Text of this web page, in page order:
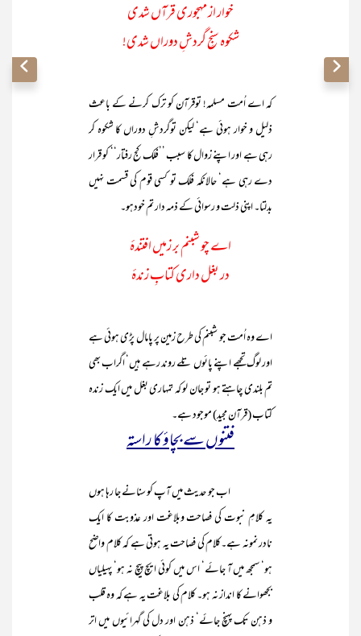
خوار از مہجوری قرآں شدی
شکوہ سنجِ گردشِ دوراں شدی!
کہ اے اُمت مسلمہ! توقرآن کو ترک کرنے کے باعث
ذلیل و خوار ہوئی ہے‘ لیکن توگردشِ دوراں کا شکوہ کر
رہی ہے اور اپنے زوال کا سبب ’’فلک کج رفتار‘‘ کو قرار
دے رہی ہے‘ حالانکہ فلک تو کسی قوم کی قسمت نہیں
بدلتا۔ اپنی ذلت و رسوائی کے ذمہ دار تم خودہو۔
اے چو شبنم بر زمیں افتندۂ
در بغل داری کتابِ زندۂ
اے وہ اُمت جو شبنم کی طرح زمین پر پامال پڑی ہوئی ہے
اور لوگ تجھے اپنے پائوں تلے روند رہے ہیں‘ اگراب بھی
تم بلندی چاہتے ہو تو جان لو کہ تمہاری بغل میں ایک زندہ
کتاب (قرآن مجید) موجود ہے۔
فتنوں سے بچاؤ کا راستہ
اب جو حدیث میں آپ کو سنانے جا رہا ہوں
یہ کلامِ نبوت کی فصاحت وبلاغت اور عذوبت کا ایک
نادر نمونہ ہے۔کلام کی فصاحت یہ ہوتی ہے کہ کلام واضح
ہو‘ سمجھ میں آ جائے‘ اس میں کوئی ایچ پیچ نہ ہو‘ پہیلیاں
بجھوانے کا انداز نہ ہو۔ کلام کی بلاغت یہ ہے کہ وہ قلب
و ذہن تک پہنچ جائے‘ ذہن اور دل کی گہرائیوں میں اتر